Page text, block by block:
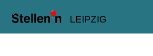
LEIPZIG